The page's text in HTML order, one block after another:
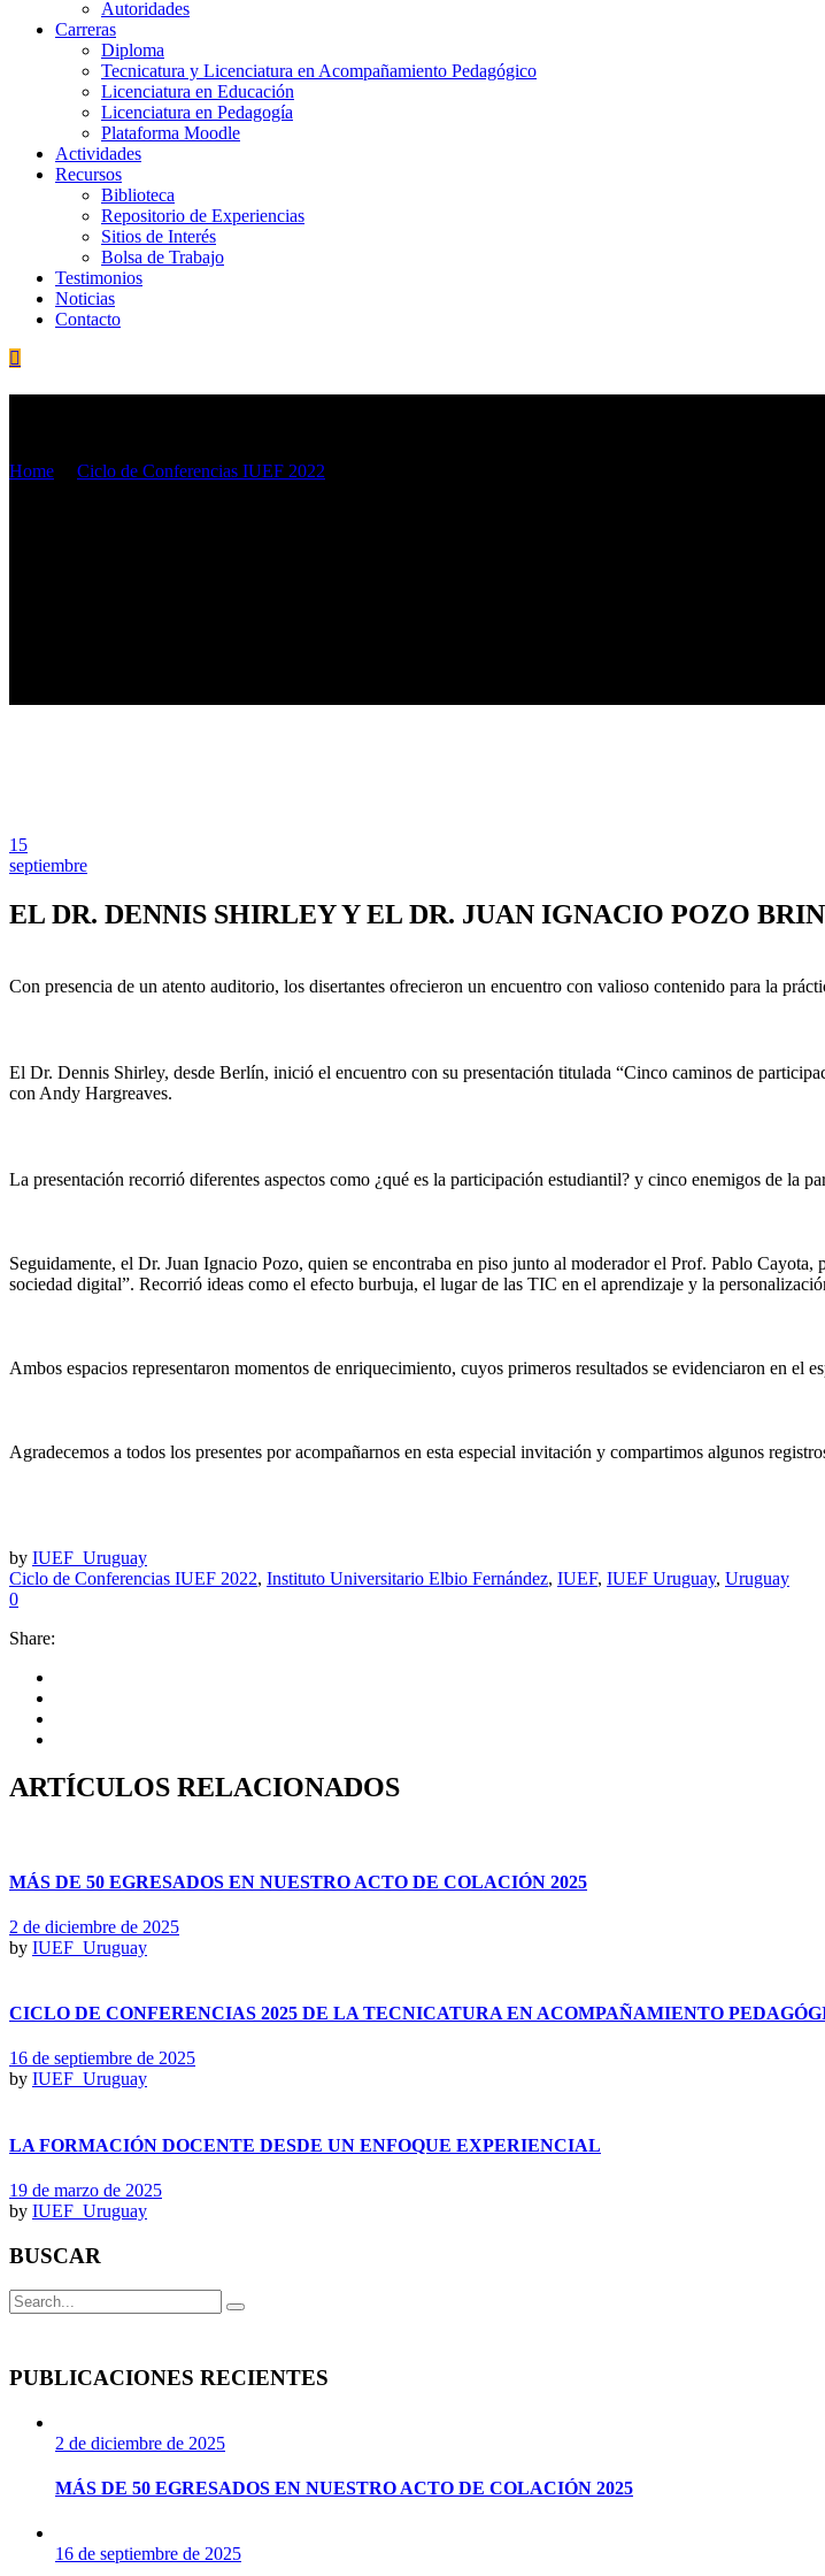
Autoridades
Carreras
Diploma
Tecnicatura y Licenciatura en Acompañamiento Pedagógico
Licenciatura en Educación
Licenciatura en Pedagogía
Plataforma Moodle
Actividades
Recursos
Biblioteca
Repositorio de Experiencias
Sitios de Interés
Bolsa de Trabajo
Testimonios
Noticias
Contacto
Home Ciclo de Conferencias IUEF 2022
15
septiembre
EL DR. DENNIS SHIRLEY Y EL DR. JUAN IGNACIO POZO
Con presencia de un atento auditorio, los disertantes ofrecieron un encuentro con valioso contenido para la
El Dr. Dennis Shirley, desde Berlín, inició el encuentro con su presentación titulada “Cinco caminos de
con Andy Hargreaves.
La presentación recorrió diferentes aspectos como ¿qué es la participación estudiantil? y cinco enemigos de la
Seguidamente, el Dr. Juan Ignacio Pozo, quien se encontraba en piso junto al moderador el Prof. Pablo Cayota,
sociedad digital”. Recorrió ideas como el efecto burbuja, el lugar de las TIC en el aprendizaje y la
Ambos espacios representaron momentos de enriquecimiento, cuyos primeros resultados se evidenciaron en el
Agradecemos a todos los presentes por acompañarnos en esta especial invitación y compartimos algunos
by IUEF_Uruguay
Ciclo de Conferencias IUEF 2022, Instituto Universitario Elbio Fernández, IUEF, IUEF Uruguay, Uruguay
0
Share:
ARTÍCULOS RELACIONADOS
MÁS DE 50 EGRESADOS EN NUESTRO ACTO DE COLACIÓN 2025
2 de diciembre de 2025
by IUEF_Uruguay
CICLO DE CONFERENCIAS 2025 DE LA TECNICATURA EN ACOMPAÑAMIENTO
16 de septiembre de 2025
by IUEF_Uruguay
LA FORMACIÓN DOCENTE DESDE UN ENFOQUE EXPERIENCIAL
19 de marzo de 2025
by IUEF_Uruguay
BUSCAR
Search
for:
PUBLICACIONES RECIENTES
2 de diciembre de 2025
MÁS DE 50 EGRESADOS EN NUESTRO ACTO DE COLACIÓN 2025
16 de septiembre de 2025